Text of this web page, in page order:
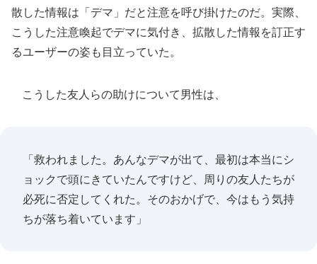
散した情報は「デマ」だと注意を呼び掛けたのだ。実際、
こうした注意喚起でデマに気付き、拡散した情報を訂正す
るユーザーの姿も目立っていた。
こうした友人らの助けについて男性は、
「救われました。あんなデマが出て、最初は本当にシ
ョックで頭にきていたんですけど、周りの友人たちが
必死に否定してくれた。そのおかげで、今はもう気持
ちが落ち着いています」